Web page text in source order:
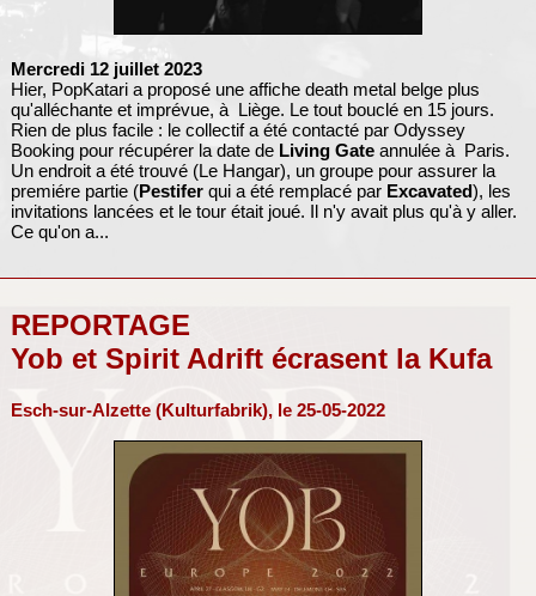
Mercredi 12 juillet 2023
Hier, PopKatari a proposé une affiche death metal belge plus
qu'alléchante et imprévue, à Liège. Le tout bouclé en 15 jours.
Rien de plus facile : le collectif a été contacté par Odyssey
Booking pour récupérer la date de Living Gateannulée à Paris.
Un endroit a été trouvé (Le Hangar), un groupe pour assurer la
premiére partie (Pestiferqui a été remplacé par Excavated), les
invitations lancées et le tour était joué. Il n'y avait plus qu'à y aller.
Ce qu'on a...
REPORTAGE
Yob et Spirit Adrift écrasent la Kufa
Esch-sur-Alzette (Kulturfabrik), le 25-05-2022